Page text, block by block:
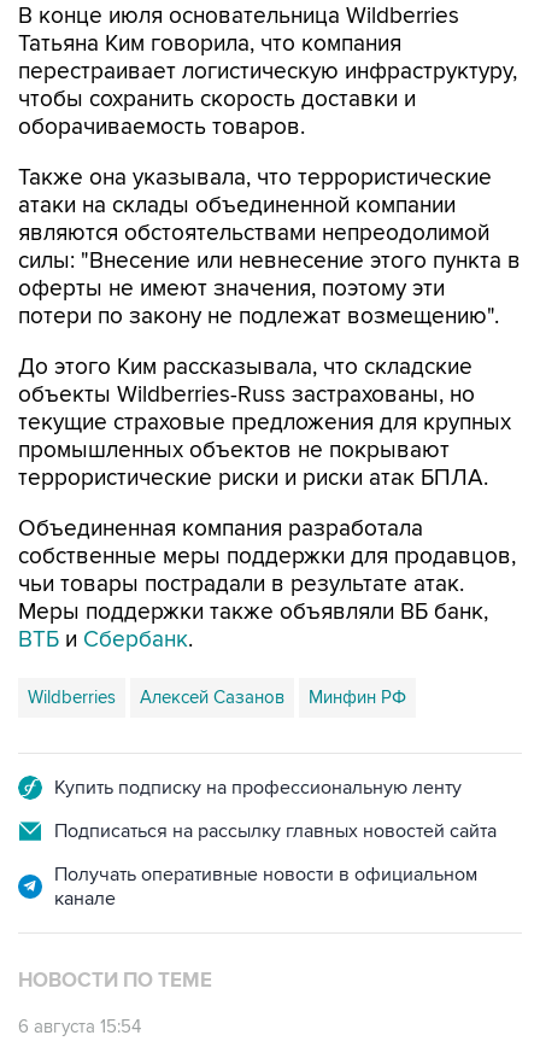
В конце июля основательница Wildberries
Татьяна Ким говорила, что компания
перестраивает логистическую инфраструктуру,
чтобы сохранить скорость доставки и
оборачиваемость товаров.
Также она указывала, что террористические
атаки на склады объединенной компании
являются обстоятельствами непреодолимой
силы: "Внесение или невнесение этого пункта в
оферты не имеют значения, поэтому эти
потери по закону не подлежат возмещению".
До этого Ким рассказывала, что складские
объекты Wildberries-Russ застрахованы, но
текущие страховые предложения для крупных
промышленных объектов не покрывают
террористические риски и риски атак БПЛА.
Объединенная компания разработала
собственные меры поддержки для продавцов,
чьи товары пострадали в результате атак.
Меры поддержки также объявляли ВБ банк,
ВТБ и Сбербанк.
Wildberries Алексей Сазанов Минфин РФ
Купить подписку на профессиональную ленту
Подписаться на рассылку главных новостей сайта
Получать оперативные новости в официальном
канале
НОВОСТИ ПО ТЕМЕ
6 августа 15:54